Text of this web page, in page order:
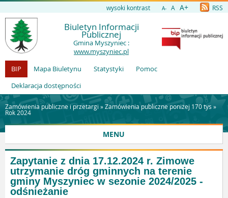
wysoki kontrast A- A A+ RSS
Biuletyn Informacji
Publicznej
Gmina Myszyniec :
www.myszyniec.pl
BIP
Mapa Biuletynu Statystyki
Pomoc
Deklaracja dostępności
Zamówienia publiczne i przetargi »Zamówienia publiczne poniżej 170 tys »
Rok 2024
MENU
Zapytanie z dnia 17.12.2024 r. Zimowe
utrzymanie dróg gminnych na terenie
gminy Myszyniec w sezonie 2024/2025 -
odśnieżanie